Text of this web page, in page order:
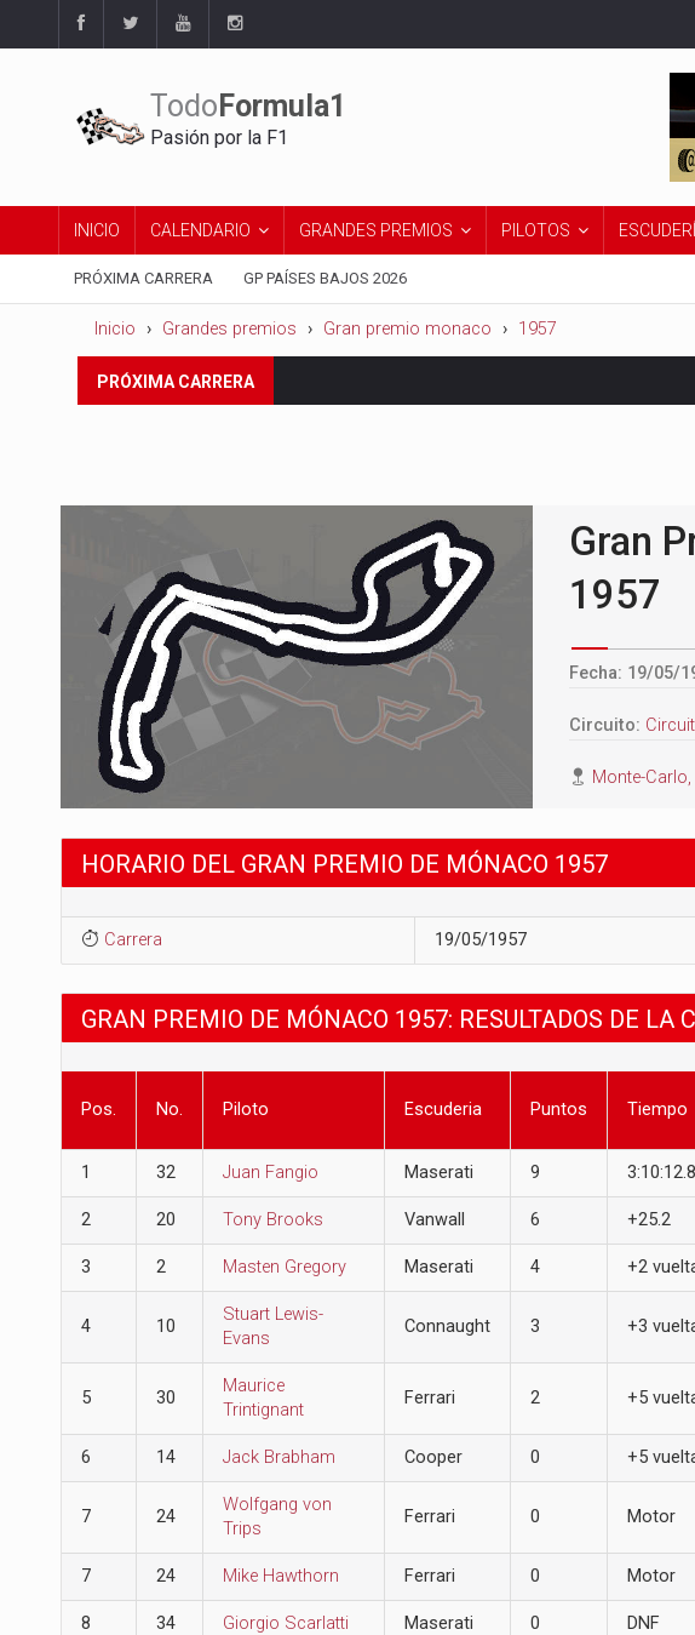
Todo Formula1
Pasión por la F1
INICIO CALENDARIO GRANDES PREMIOS PILOTOS
PRÓXIMA CARRERA GP PAÍSES BAJOS 2026
Inicio Grandes premios Gran premio monaco 1957
PRÓXIMA CARRERA
Gran
1957
Fecha: 19/05/
Circuito:
Monte-
HORARIO DEL GRAN PREMIO DE MÓNACO 1957
Carrera 19/05/1957
GRAN PREMIO DE MÓNACO 1957: RESULTADOS DE LA
Pos. No. Piloto Escuderia Puntos Tiempo
1 32 Juan Fangio Maserati 9 3:10:12.8
2 20 Tony Brooks Vanwall 6 +25.2
3 2 Masten Gregory Maserati 4 +2
4 10
Stuart Lewis-
Evans
Connaught 3 +3
5 30
Maurice
Trintignant
Ferrari 2 +5
6 14 Jack Brabham Cooper 0 +5
7 24
Wolfgang von
Trips
Ferrari 0 Motor
7 24 Mike Hawthorn Ferrari 0 Motor
8 34 Giorgio Scarlatti Maserati 0 DNF